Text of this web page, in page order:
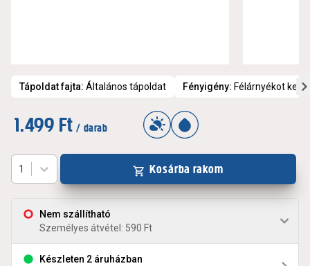
Tápoldat fajta: Általános tápoldat Fényigény: Félárnyékot
1.499 Ft / darab
Nem szállítható
Személyes átvétel: 590 Ft
Készleten 2 áruházban
1 Kosárba rakom